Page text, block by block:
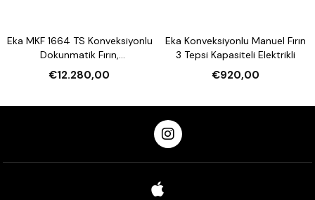
Eka MKF 1664 TS Konveksiyonlu
Dokunmatik Fırın,
Nemlendirmeli 16 Tepsi
Kapasiteli Elektrikli
€12.280,00
Eka Konveksiyonlu Manuel Fırın
3 Tepsi Kapasiteli Elektrikli
€920,00